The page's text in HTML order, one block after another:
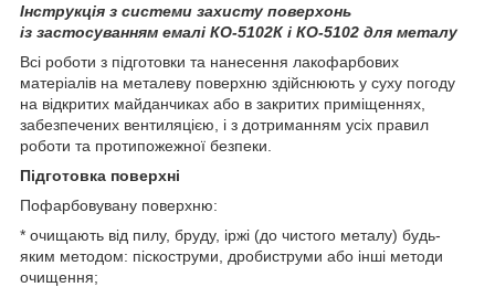
Інструкція з системи захисту поверхонь
із застосуванням емалі КО-5102К і КО-5102 для металу
Всі роботи з підготовки та нанесення лакофарбових
матеріалів на металеву поверхню здійснюють у суху погоду
на відкритих майданчиках або в закритих приміщеннях,
забезпечених вентиляцією, і з дотриманням усіх правил
роботи та протипожежної безпеки.
Підготовка поверхні
Пофарбовувану поверхню:
* очищають від пилу, бруду, іржі (до чистого металу) будь-
яким методом: піскоструми, дробиструми або інші методи
очищення;